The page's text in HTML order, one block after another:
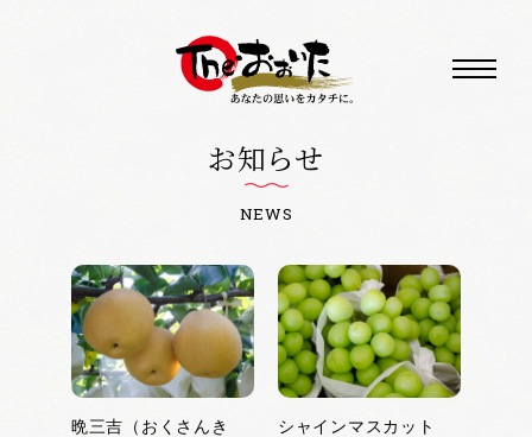
お知らせ
NEWS
晩三吉（おくさんき
シャインマスカット